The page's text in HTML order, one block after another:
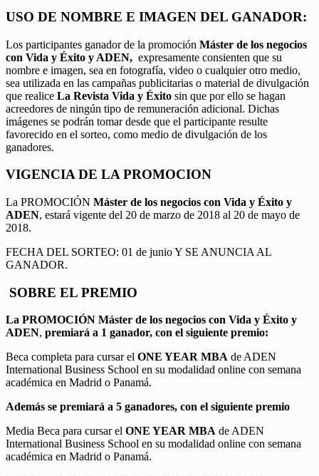
USO DE NOMBRE E IMAGEN DEL GANADOR:
Los participantes ganador de la promoción Máster de los negocios
con Vida y Éxito y ADEN, expresamente consienten que su
nombre e imagen, sea en fotografía, video o cualquier otro medio,
sea utilizada en las campañas publicitarias o material de divulgación
que realice La Revista Vida y Éxito sin que por ello se hagan
acreedores de ningún tipo de remuneración adicional. Dichas
imágenes se podrán tomar desde que el participante resulte
favorecido en el sorteo, como medio de divulgación de los
ganadores.
VIGENCIA DE LA PROMOCION
La PROMOCIÓN Máster de los negocios con Vida y Éxito y
ADEN, estará vigente del 20 de marzo de 2018 al 20 de mayo de
2018.
FECHA DEL SORTEO: 01 de junio Y SE ANUNCIA AL
GANADOR.
SOBRE EL PREMIO
La PROMOCIÓN Máster de los negocios con Vida y Éxito y
ADEN, premiará a 1 ganador, con el siguiente premio:
Beca completa para cursar el ONE YEAR MBA de ADEN
International Business School en su modalidad online con semana
académica en Madrid o Panamá.
Además se premiará a 5 ganadores, con el siguiente premio
Media Beca para cursar el ONE YEAR MBA de ADEN
International Business School en su modalidad online con semana
académica en Madrid o Panamá.